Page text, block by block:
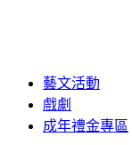
藝文活動
戲劇
成年禮金專區